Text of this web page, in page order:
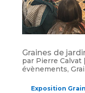
Graines de
par Pierre Calvat|
évènements,
Exposition